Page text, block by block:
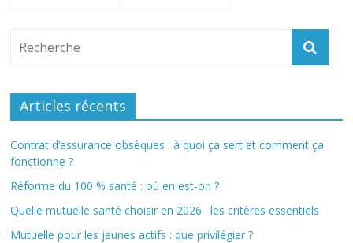
Articles récents
Contrat d’assurance obsèques : à quoi ça sert et comment ça
fonctionne ?
Réforme du 100 % santé : où en est-on ?
Quelle mutuelle santé choisir en 2026 : les critères essentiels
Mutuelle pour les jeunes actifs : que privilégier ?